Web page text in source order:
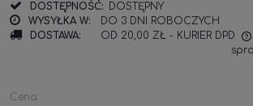
DOSTĘPNOŚĆ:
DOSTĘPNY
WYSYŁKA W:
DO 3 DNI ROBOCZYCH
DOSTAWA:
OD 20,00 ZŁ - KURIER DPD
Cena: